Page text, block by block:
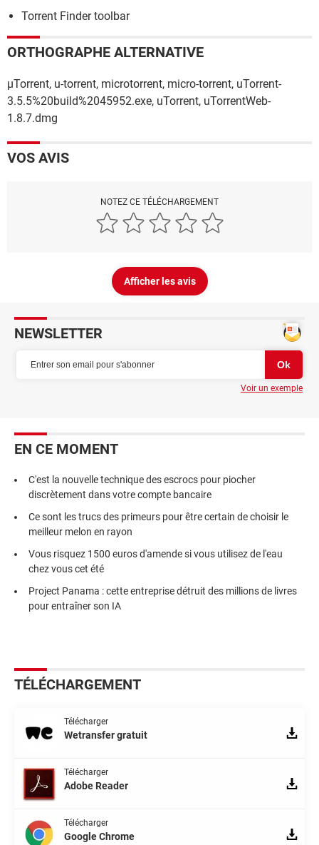
Torrent Finder toolbar
ORTHOGRAPHE ALTERNATIVE
µTorrent, u-torrent, microtorrent, micro-torrent, uTorrent-
3.5.5%20build%2045952.exe, uTorrent, uTorrentWeb-
1.8.7.dmg
VOS AVIS
NOTEZ CE TÉLÉCHARGEMENT
Afficher les avis
NEWSLETTER
Voir un exemple
EN CE MOMENT
C'est la nouvelle technique des escrocs pour piocher
discrètement dans votre compte bancaire
Ce sont les trucs des primeurs pour être certain de choisir le
meilleur melon en rayon
Vous risquez 1500 euros d'amende si vous utilisez de l'eau
chez vous cet été
Project Panama : cette entreprise détruit des millions de livres
pour entraîner son IA
TÉLÉCHARGEMENT
Télécharger
Wetransfer gratuit
Télécharger
Adobe Reader
Télécharger
Google Chrome